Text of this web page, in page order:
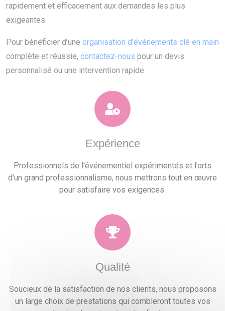
rapidement et efficacement aux demandes les plus
exigeantes.
Pour bénéficier d’une organisation d’événements clé en main
complète et réussie, contactez-nous pour un devis
personnalisé ou une intervention rapide.
Expérience
Professionnels de l'événementiel expérimentés et forts
d'un grand professionnalisme, nous mettrons tout en œuvre
pour satisfaire vos exigences.
Qualité
Soucieux de la satisfaction de nos clients, nous proposons
un large choix de prestations qui combleront toutes vos